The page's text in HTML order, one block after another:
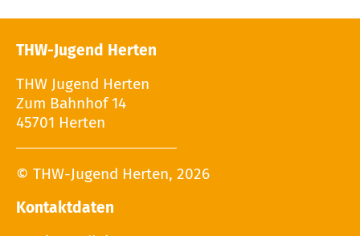
THW-Jugend Herten
THW Jugend Herten
Zum Bahnhof 14
45701 Herten
© THW-Jugend Herten, 2026
Kontaktdaten